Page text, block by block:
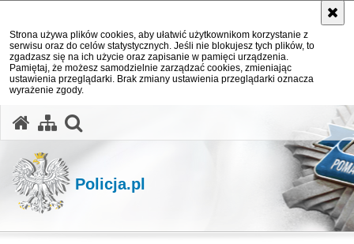
Strona używa plików cookies, aby ułatwić użytkownikom korzystanie z
serwisu oraz do celów statystycznych. Jeśli nie blokujesz tych plików, to
zgadzasz się na ich użycie oraz zapisanie w pamięci urządzenia.
Pamiętaj, że możesz samodzielnie zarządzać cookies, zmieniając
ustawienia przeglądarki. Brak zmiany ustawienia przeglądarki oznacza
wyrażenie zgody.
Policja.pl